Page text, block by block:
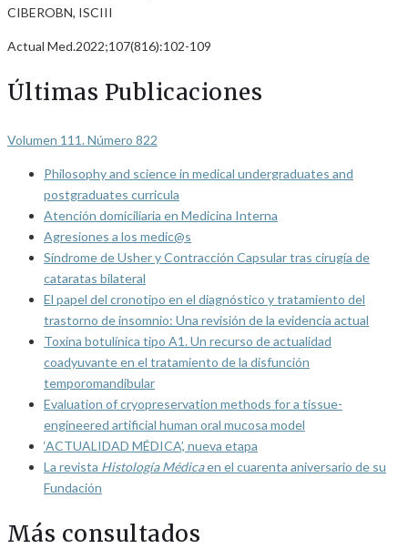
CIBEROBN, ISCIII
Actual Med.2022;107(816):102-109
Últimas Publicaciones
Volumen 111. Número 822
Philosophy and science in medical undergraduates and
postgraduates curricula
Atención domiciliaria en Medicina Interna
Agresiones a los medic@s
Síndrome de Usher y Contracción Capsular tras cirugía de
cataratas bilateral
El papel del cronotipo en el diagnóstico y tratamiento del
trastorno de insomnio: Una revisión de la evidencia actual
Toxina botulínica tipo A1. Un recurso de actualidad
coadyuvante en el tratamiento de la disfunción
temporomandibular
Evaluation of cryopreservation methods for a tissue-
engineered artificial human oral mucosa model
‘ACTUALIDAD MÉDICA’, nueva etapa
La revista Histología Médicaen el cuarenta aniversario de su
Fundación
Más consultados